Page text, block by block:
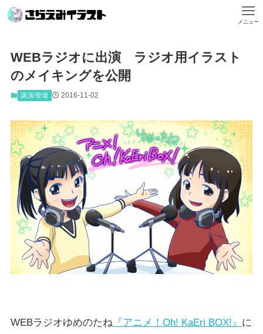
メニュー
WEBラジオに出演 ラジオ用イラスト
のメイキングを公開
講演/登壇 2016-11-02
WEBラジオゆめのたね『アニメ！Oh! KaEri BOX!』 に